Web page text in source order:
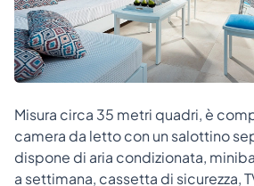
Misura circa 35 metri quadri, è
camera da letto con un salottino
dispone di aria condizionata,
a settimana, cassetta di sicurezza,